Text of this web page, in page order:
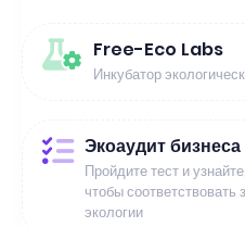
Free-Eco Labs
Инкубатор
Экоаудит бизнеса
Пройдите тест и
чтобы
экологии